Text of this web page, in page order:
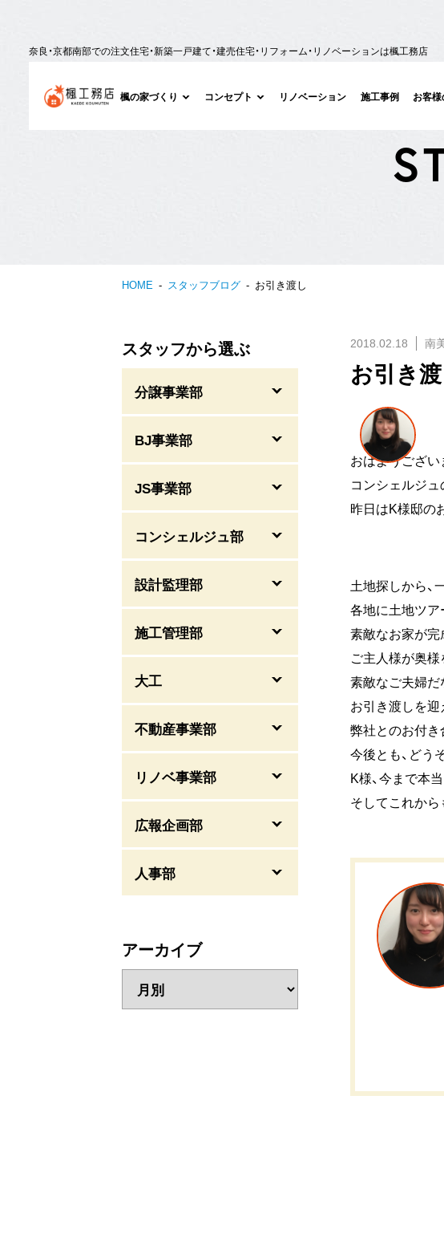
奈良・京都南部での注文住宅・新築一戸建て・建売住宅・リフォーム・リノベーションは楓工務店
楓の家づくり コンセプト リノベーション 施工事例 お客
S
HOME スタッフブログ お引き渡し
2018.02.18 南
お引き
おはようござい
コンシェルジ
昨日はK様邸の
土地探しから、
各地に土地ツア
素敵なお家が完
ご主人様が奥
素敵なご夫婦だ
お引き渡しを迎
弊社とのお付き
今後とも、どう
K様、今まで本
そしてこれから
スタッフから選ぶ
分譲事業部
BJ事業部
JS事業部
コンシェルジュ部
設計監理部
施工管理部
大工
不動産事業部
リノベ事業部
広報企画部
人事部
アーカイブ